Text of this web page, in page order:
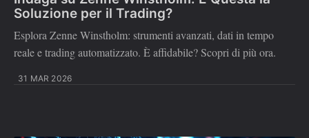
Soluzione per il Trading?
Esplora Zenne Winstholm: strumenti avanzati, dati in tempo
reale e trading automatizzato. È affidabile? Scopri di più ora.
31 MAR 2026